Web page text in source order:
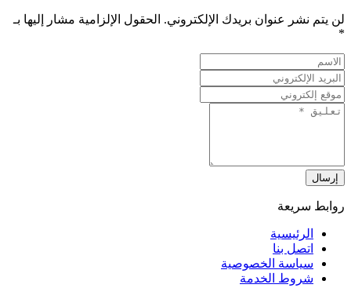
لن يتم نشر عنوان بريدك الإلكتروني. الحقول الإلزامية مشار إليها بـ
*
إرسال
روابط سريعة
الرئيسية
اتصل بنا
سياسة الخصوصية
شروط الخدمة